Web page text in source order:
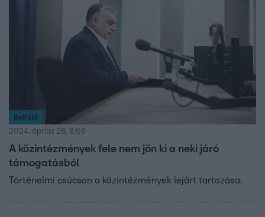
Belföld
2024. április 26. 8:06
A közintézmények fele nem jön ki a neki járó
támogatásból
Történelmi csúcson a közintézmények lejárt tartozása.